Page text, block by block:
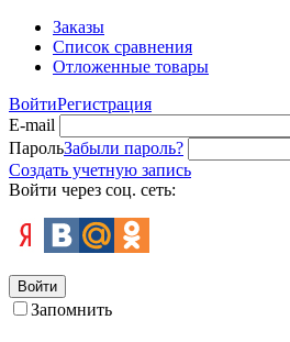
Заказы
Список сравнения
Отложенные товары
ВойтиРегистрация
E-mail
ПарольЗабыли пароль?
Создать учетную запись
Войти через соц. сеть:
Войти
Запомнить